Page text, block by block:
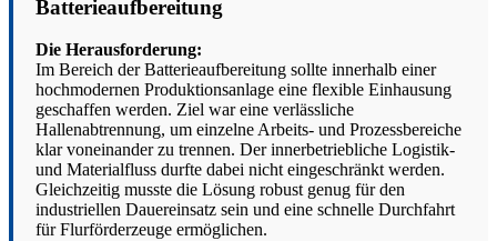
Batterieaufbereitung
Die Herausforderung:
Im Bereich der Batterieaufbereitung sollte innerhalb einer
hochmodernen Produktionsanlage eine flexible Einhausung
geschaffen werden. Ziel war eine verlässliche
Hallenabtrennung, um einzelne Arbeits- und Prozessbereiche
klar voneinander zu trennen. Der innerbetriebliche Logistik-
und Materialfluss durfte dabei nicht eingeschränkt werden.
Gleichzeitig musste die Lösung robust genug für den
industriellen Dauereinsatz sein und eine schnelle Durchfahrt
für Flurförderzeuge ermöglichen.